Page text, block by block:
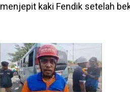
menjepit kaki Fendik setelah